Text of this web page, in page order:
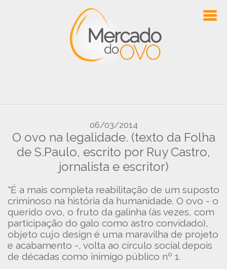
06/03/2014
O ovo na legalidade. (texto da Folha
de S.Paulo, escrito por Ruy Castro,
jornalista e escritor)
"É a mais completa reabilitação de um suposto
criminoso na história da humanidade. O ovo - o
querido ovo, o fruto da galinha (às vezes, com
participação do galo como astro convidado),
objeto cujo design é uma maravilha de projeto
e acabamento -, volta ao círculo social depois
de décadas como inimigo público nº 1.